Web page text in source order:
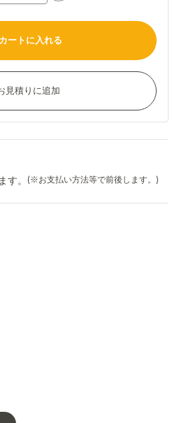
ートに入れる
見積りに追加
す。
(※お支払い方法等で前後します。)